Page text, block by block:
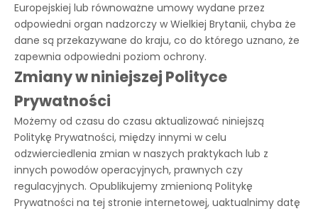
Europejskiej lub równoważne umowy wydane przez
odpowiedni organ nadzorczy w Wielkiej Brytanii, chyba że
dane są przekazywane do kraju, co do którego uznano, że
zapewnia odpowiedni poziom ochrony.
Zmiany w niniejszej Polityce
Prywatności
Możemy od czasu do czasu aktualizować niniejszą
Politykę Prywatności, między innymi w celu
odzwierciedlenia zmian w naszych praktykach lub z
innych powodów operacyjnych, prawnych czy
regulacyjnych. Opublikujemy zmienioną Politykę
Prywatności na tej stronie internetowej, uaktualnimy datę